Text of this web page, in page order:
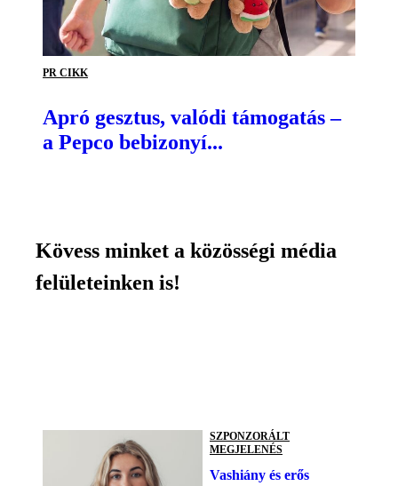
PR CIKK
Apró gesztus, valódi támogatás –
a Pepco bebizonyí...
Kövess minket a közösségi média
felületeinken is!
SZPONZORÁLT
MEGJELENÉS
Vashiány és erős